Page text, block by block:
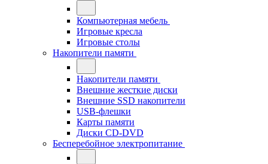
Компьютерная мебель
Игровые кресла
Игровые столы
Накопители памяти
Накопители памяти
Внешние жесткие диски
Внешние SSD накопители
USB-флешки
Карты памяти
Диски CD-DVD
Бесперебойное электропитание